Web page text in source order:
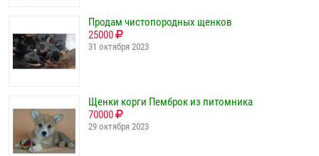
Продам чистопородных щенков
25000
31 октября 2023
Щенки корги Пемброк из питомника
70000
29 октября 2023